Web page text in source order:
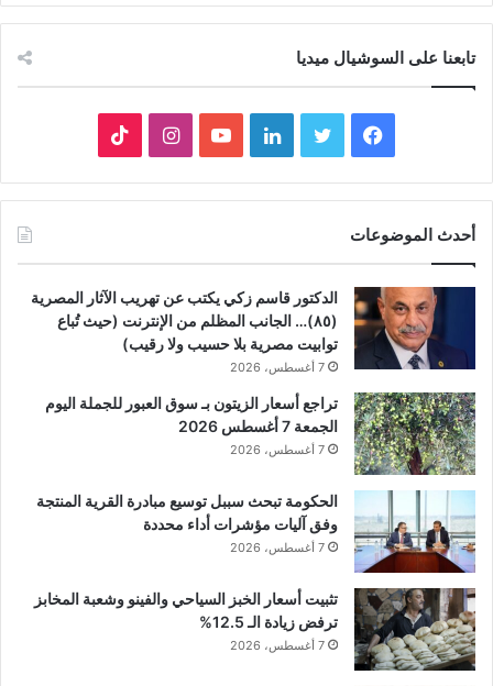
تابعنا على السوشيال ميديا
فيسبوك تويتر لينكدإنيوتيوبانستقرام
أحدث الموضوعات
الدكتور قاسم زكي يكتب عن تهريب الآثار المصرية
(٨٥)… الجانب المظلم من الإنترنت (حيث تُباع
توابيت مصرية بلا حسيب ولا رقيب)
7 أغسطس، 2026
تراجع أسعار الزيتون بـ سوق العبور للجملة اليوم
الجمعة 7 أغسطس 2026
7 أغسطس، 2026
الحكومة تبحث سببل توسيع مبادرة القرية المنتجة
وفق آليات مؤشرات أداء محددة
7 أغسطس، 2026
تثبيت أسعار الخبز السياحي والفينو وشعبة المخابز
ترفض زيادة الـ 12.5%
7 أغسطس، 2026